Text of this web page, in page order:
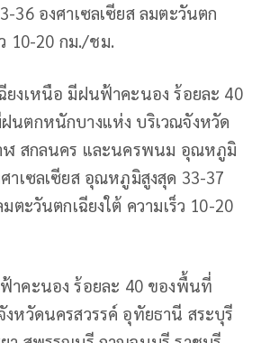
36 องศาเซลเซียส ลมตะวันตก
10-20 กม./ชม.
ยงเหนือ มีฝนฟ้าคะนอง ร้อยละ 40
นตกหนักบางแห่ง บริเวณจังหวัด
ฬ สกลนคร และนครพนม อุณหภูมิ
าเซลเซียส อุณหภูมิสูงสุด 33-37
ตะวันตกเฉียงใต้ ความเร็ว 10-20
าคะนอง ร้อยละ 40 ของพื้นที่
งหวัดนครสวรรค์ อุทัยธานี สระบุรี